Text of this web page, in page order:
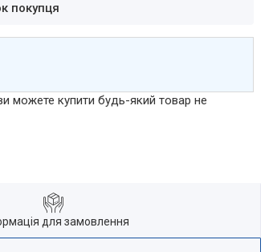
покупця
можете купити будь-який товар не
для замовлення